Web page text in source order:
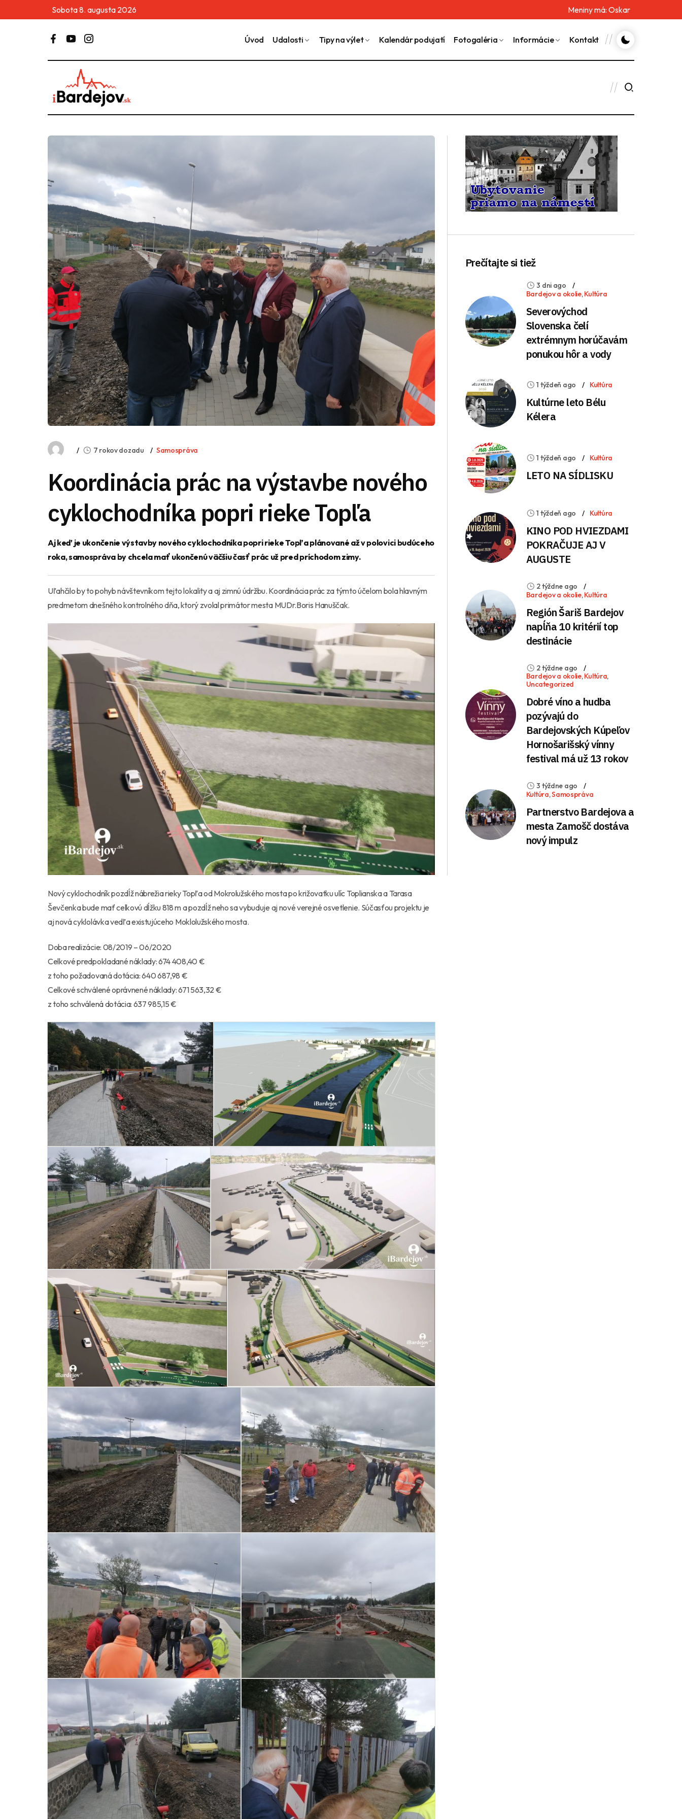
Sobota 8. augusta 2026 Meniny má: Oskar
Úvod Udalosti Tipy na výlet Kalendár podujatí Fotogaléria Informácie Kontakt
7 rokov dozadu Samospráva
Koordinácia prác na výstavbe nového
cyklochodníka popri rieke Topľa
Aj keď je ukončenie výstavby nového cyklochodníka popri rieke Topľa plánované až v polovici budúceho
roka, samospráva by chcela mať ukončenú väčšiu časť prác už pred príchodom zimy.
Uľahčilo by to pohyb návštevníkom tejto lokality a aj zimnú údržbu. Koordinácia prác za týmto účelom bola hlavným
predmetom dnešného kontrolného dňa, ktorý zvolal primátor mesta MUDr.Boris Hanuščak.
Nový cyklochodník pozdĺž nábrežia rieky Topľa od Mokrolužského mosta po križovatku ulíc Toplianska a Tarasa
Ševčenka bude mať celkovú dĺžku 818 m a pozdĺž neho sa vybuduje aj nové verejné osvetlenie. Súčasťou projektu je
aj nová cyklolávka vedľa existujúceho Moklolužského mosta.
Doba realizácie: 08/2019 – 06/2020
Celkové predpokladané náklady: 674 408,40 €
z toho požadovaná dotácia: 640 687,98 €
Celkové schválené oprávnené náklady: 671 563,32 €
z toho schválená dotácia: 637 985,15 €
Prečítajte si tiež
3 dni ago
Bardejov a okolie,Kultúra
Severovýchod
Slovenska čelí
extrémnym horúčavám
ponukou hôr a vody
1 týždeň ago Kultúra
Kultúrne leto Bélu
Kélera
1 týždeň ago Kultúra
LETO NA SÍDLISKU
1 týždeň ago Kultúra
KINO POD HVIEZDAMI
POKRAČUJE AJ V
AUGUSTE
2 týždne ago
Bardejov a okolie,Kultúra
Región Šariš Bardejov
napĺňa 10 kritérií top
destinácie
2 týždne ago
Bardejov a okolie,Kultúra,
Uncategorized
Dobré víno a hudba
pozývajú do
Bardejovských Kúpeľov
Hornošarišský vínny
festival má už 13 rokov
3 týždne ago
Kultúra,Samospráva
Partnerstvo Bardejova a
mesta Zamošč dostáva
nový impulz